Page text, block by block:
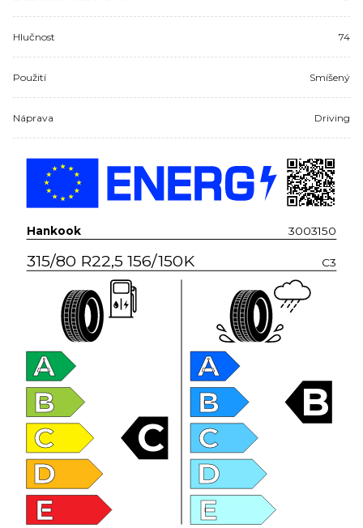
Hlučnost 74
Použití Smíšený
Náprava Driving
Hankook 3003150
315/80 R22,5 156/150K C3
A
B
C
D
E
C
A
B
C
D
E
B